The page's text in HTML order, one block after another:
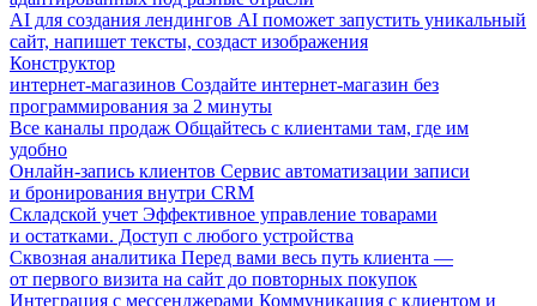
AI для создания лендингов AI поможет запустить уникальный
сайт, напишет тексты, создаст изображения
Конструктор
интернет-магазинов Создайте интернет-магазин без
программирования за 2 минуты
Все каналы продаж Общайтесь с клиентами там, где им
удобно
Онлайн-запись клиентов Сервис автоматизации записи
и бронирования внутри CRM
Складской учет Эффективное управление товарами
и остатками. Доступ с любого устройства
Сквозная аналитика Перед вами весь путь клиента —
от первого визита на сайт до повторных покупок
Интеграция с мессенджерами Коммуникация с клиентом и